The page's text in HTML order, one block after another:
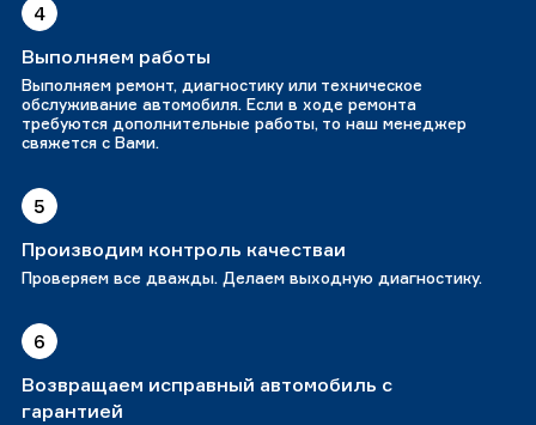
4
Выполняем работы
Выполняем ремонт, диагностику или техническое
обслуживание автомобиля. Если в ходе ремонта
требуются дополнительные работы, то наш менеджер
свяжется с Вами.
5
Производим контроль качестваи
Проверяем все дважды. Делаем выходную диагностику.
6
Возвращаем исправный автомобиль с
гарантией